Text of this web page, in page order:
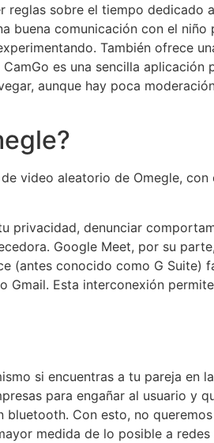
reglas sobre el tiempo
buena comunicación con el
También ofrece
es una sencilla
aunque hay poca
video aleatorio de Omegle,
privacidad, denunciar
Google Meet, por su
(antes conocido como G
Gmail. Esta interconexión
si encuentras a tu pareja en
para engañar al usuario y
Con esto, no
medida de lo posible a